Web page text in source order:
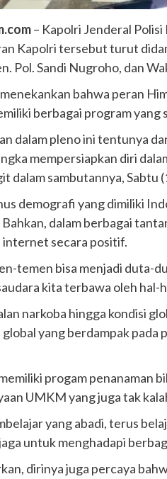
– Kapolri Jenderal
Kapolri tersebut turut
Pol. Sandi Nugroho, dan
bahwa peran
berbagai program
dalam pleno ini tentunya
mempersiapkan diri
dalam sambutannya, Sabtu
demografi yang dimiliki
dalam berbagai
internet secara positif.
temen bisa menjadi duta-
kita terbawa oleh
narkoba hingga kondisi
yang berdampak
progam penanaman
UMKM yang juga tak
yang abadi, terus
untuk menghadapi
dirinya juga percaya